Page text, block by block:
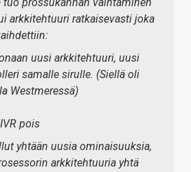
arkkitehtuuri ratkaisevasti joka
uusi arkkitehtuuri, uusi
samalle sirulle. (Siellä oli
Westmeressä)
pois
yhtään uusia ominaisuuksia,
arkkitehtuuria yhtä